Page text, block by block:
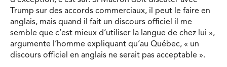
Trump sur des accords commerciaux, il peut le faire en
anglais, mais quand il fait un discours officiel il me
semble que c’est mieux d’utiliser la langue de chez lui »,
argumente l’homme expliquant qu’au Québec, « un
discours officiel en anglais ne serait pas acceptable ».